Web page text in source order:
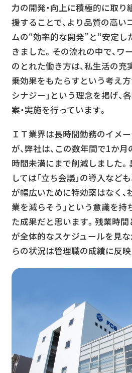
力の開発・向上に積極的に取り
援することで、より品質の高
ムの“効率的な開発”と“安定し
きました。その流れの中で、ワ
のとれた働き方は、私生活の
乗効果をもたらすという考え方
シナジー」という理念を掲げ、
案・実施を行っています。
ＩＴ業界は長時間勤務のイメ
が、弊社は、この数年間で1か
時間未満にまで削減しました
しては「立ち会議」の導入など
が幅広いために特効薬はなく、
業を減らそう」という意識を持
た成果だと思います。残業時
が全体的なスケジュールを見
らの状況は管理職の成績に反映